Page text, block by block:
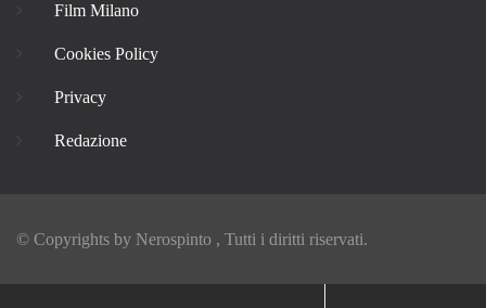
Film Milano
Cookies Policy
Privacy
Redazione
© Copyrights by Nerospinto , Tutti i diritti riservati.